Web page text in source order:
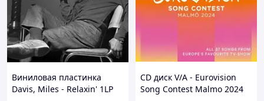
Виниловая пластинка
Davis, Miles - Relaxin' 1LP
CD диск V/A - Eurovision
Song Contest Malmo 2024